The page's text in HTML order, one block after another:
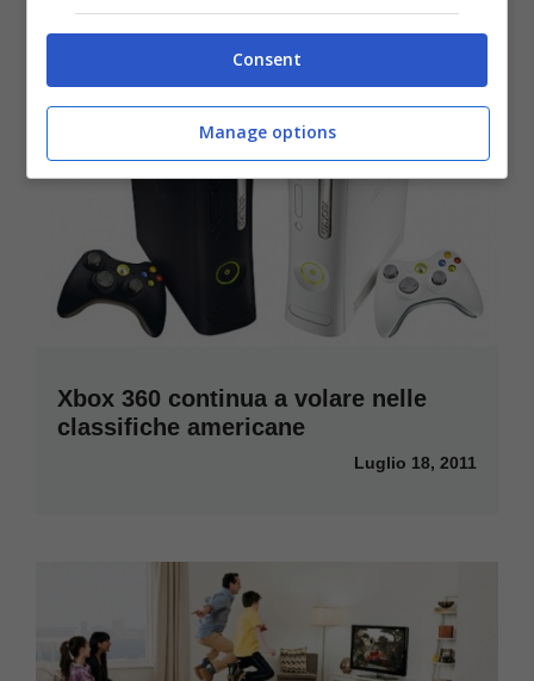
Xbox 360 continua a volare nelle
classifiche americane
Luglio 18, 2011
Consent
Manage options